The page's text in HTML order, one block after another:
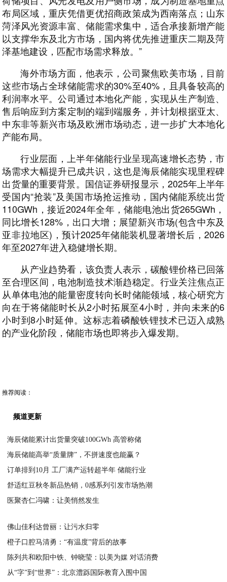
布局区域，重庆凭借更优招商政策成为西南落点；山东
菏泽风光资源丰富、储能需求集中，适合承接新增产能
以支撑华东及北方市场，国内将优先推进重庆二期及菏
泽基地建设，匹配市场需求释放。”
海外市场方面，他表示，公司聚焦欧美市场，目前
这些市场占全球储能需求的30%至40%，且具备较高的
利润率水平。公司通过本地化产能，实现从生产制造、
售后响应到方案定制的端到端服务，并计划根据亚太、
中东非等新兴市场及欧洲市场动态，进一步扩大本地化
产能布局。
行业层面，上半年储能行业呈现高速增长态势，市
场需求大幅提升已成共识，这也是海辰储能实现里程碑
出货量的重要背景。国信证券研报显示，2025年上半年
受国内“抢装”及美国市场抢运推动，国内储能系统出货
110GWh，接近2024年全年，储能电池出货265GWh，
同比增长128%，出口大增；展望新兴市场(包含中东及
亚非拉地区)，预计2025年储能装机显著增长后，2026
年至2027年进入稳健增长期。
从产业趋势看，该负责人表示，碳酸锂价格已回落
至合理区间，电池制造技术渐趋稳定。行业关注焦点正
从单体电池的能量密度转向长时储能领域，核心研究方
向在于将储能时长从2小时拓展至4小时，并向未来的6
小时到8小时延伸。这标志着磷酸铁锂技术已迈入成熟
的产业化阶段，储能市场也即将步入爆发期。
推荐阅读：
频道更新
海辰储能累计出货量突破100GWh 高管称储
海辰储能高举“质量牌”，不拼速度也能赢？
订单排到10月 工厂满产运转超半年 储能行业
舒适红豆秋冬新品热销，0感系列引发市场热潮
医聚杏仁冯啸：让美悄然发生
佛山佳利达曾丽：让污水归零
橙子口腔马清勇：“有温度”背后的故事
陈列共和欧阳中铁、钟晓莹：以美为媒 对话消费
从“字”到“世界”：北京澧跞国际教育入围中国